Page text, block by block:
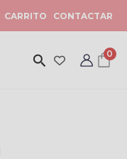
CARRITO CONTACTAR
0